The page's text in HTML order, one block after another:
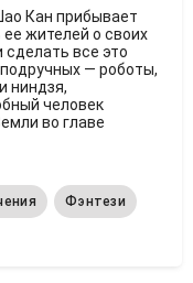
Кан прибывает
жителей о своих
все это
— роботы,
ниндзя,
человек
во главе
Фэнтези